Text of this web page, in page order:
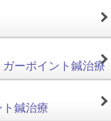
ーポイント鍼治療
鍼治療